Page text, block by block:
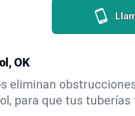
OK
eliminan
para que tus